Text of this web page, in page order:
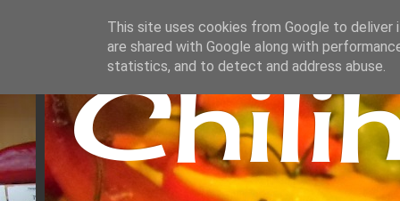
This site uses cookies from Google to deliver
are shared with Google along with
statistics, and to detect and address abuse.